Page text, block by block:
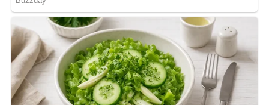
Noch einmal kurz erhitzen, Ei und Petersilie
untermischen, Klöße abstechen, in Salzwasser gar
ziehen lassen, herausheben und in der Suppe
anrichten.
Kennst du schon unser tolles DDR-Quiz?Was weißt du
noch alles über die DDR?Teste dein Wissen jetzt!